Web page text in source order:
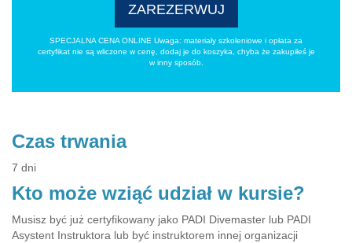
ZAREZERWUJ
SPECJALNA CENA ONLINE Uwaga: materiały szkoleniowe i opłata za
certyfikat nie są wliczone w cenę, dodaj je do koszyka, chyba że zakupiłeś je
w inny sposób.
Czas trwania
7 dni
Kto może wziąć udział w kursie?
Musisz być już certyfikowany jako PADI Divemaster lub PADI
Asystent Instruktora lub być instruktorem innej organizacji